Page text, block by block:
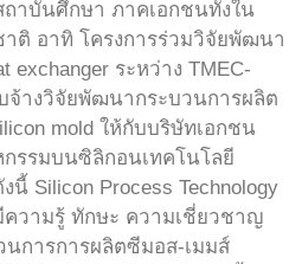
าบันศึกษา ภาคเอกชนทั้งใน
ติ อาทิ โครงการร่วมวิจัยพัฒนา
exchanger ระหว่าง TMEC-
จ้างวิจัยพัฒนากระบวนการผลิต
mold ให้กับบริษัทเอกชน
รรมบนซิลิกอนเทคโนโลยี
Silicon Process Technology
ความรู้ ทักษะ ความเชี่ยวชาญ
นการการผลิตซีมอส-เมมส์